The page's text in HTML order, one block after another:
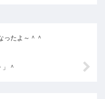
ったよ～＾＾
＾